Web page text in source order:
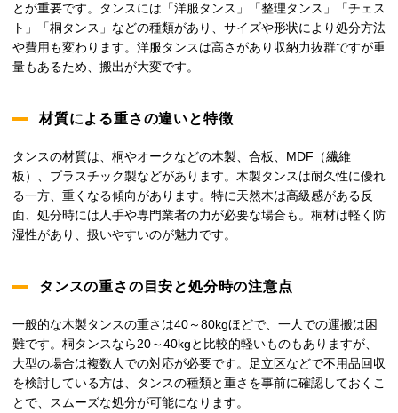
とが重要です。タンスには「洋服タンス」「整理タンス」「チェス
ト」「桐タンス」などの種類があり、サイズや形状により処分方法
や費用も変わります。洋服タンスは高さがあり収納力抜群ですが重
量もあるため、搬出が大変です。
材質による重さの違いと特徴
タンスの材質は、桐やオークなどの木製、合板、MDF（繊維
板）、プラスチック製などがあります。木製タンスは耐久性に優れ
る一方、重くなる傾向があります。特に天然木は高級感がある反
面、処分時には人手や専門業者の力が必要な場合も。桐材は軽く防
湿性があり、扱いやすいのが魅力です。
タンスの重さの目安と処分時の注意点
一般的な木製タンスの重さは40～80kgほどで、一人での運搬は困
難です。桐タンスなら20～40kgと比較的軽いものもありますが、
大型の場合は複数人での対応が必要です。足立区などで不用品回収
を検討している方は、タンスの種類と重さを事前に確認しておくこ
とで、スムーズな処分が可能になります。